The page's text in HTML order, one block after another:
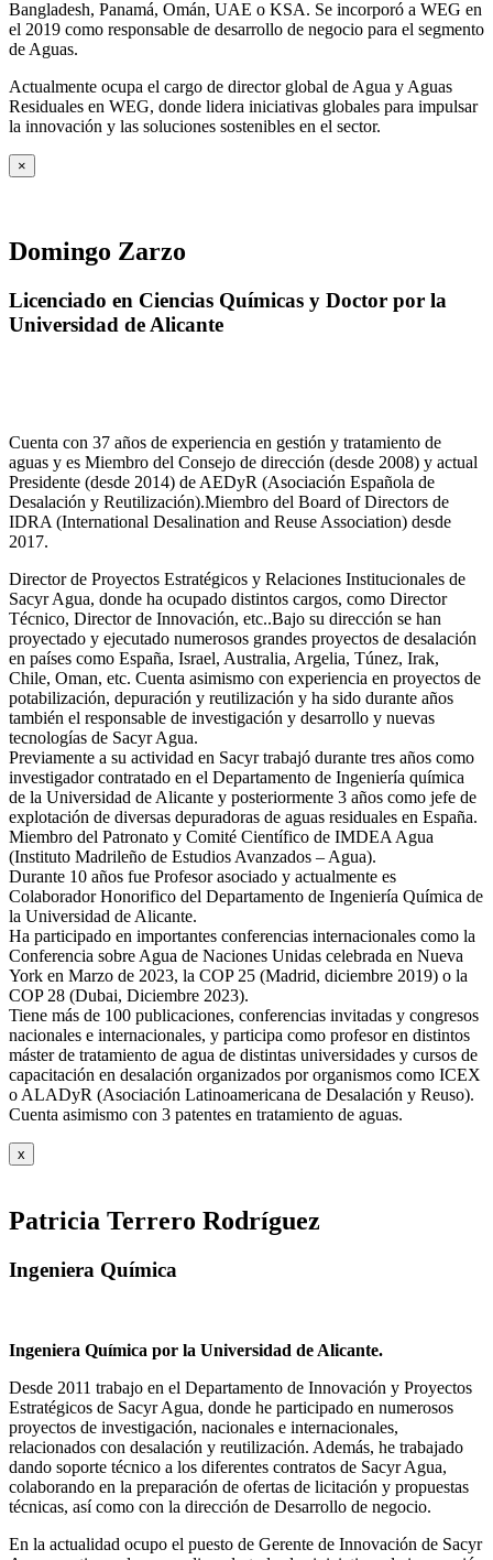
Bangladesh, Panamá, Omán, UAE o KSA. Se incorporó a WEG en
el 2019 como responsable de desarrollo de negocio para el segmento
de Aguas.
Actualmente ocupa el cargo de director global de Agua y Aguas
Residuales en WEG, donde lidera iniciativas globales para impulsar
la innovación y las soluciones sostenibles en el sector.
×
Domingo Zarzo
Licenciado en Ciencias Químicas y Doctor por la
Universidad de Alicante
Cuenta con 37 años de experiencia en gestión y tratamiento de
aguas y es Miembro del Consejo de dirección (desde 2008) y actual
Presidente (desde 2014) de AEDyR (Asociación Española de
Desalación y Reutilización).Miembro del Board of Directors de
IDRA (International Desalination and Reuse Association) desde
2017.
Director de Proyectos Estratégicos y Relaciones Institucionales de
Sacyr Agua, donde ha ocupado distintos cargos, como Director
Técnico, Director de Innovación, etc..Bajo su dirección se han
proyectado y ejecutado numerosos grandes proyectos de desalación
en países como España, Israel, Australia, Argelia, Túnez, Irak,
Chile, Oman, etc. Cuenta asimismo con experiencia en proyectos de
potabilización, depuración y reutilización y ha sido durante años
también el responsable de investigación y desarrollo y nuevas
tecnologías de Sacyr Agua.
Previamente a su actividad en Sacyr trabajó durante tres años como
investigador contratado en el Departamento de Ingeniería química
de la Universidad de Alicante y posteriormente 3 años como jefe de
explotación de diversas depuradoras de aguas residuales en España.
Miembro del Patronato y Comité Científico de IMDEA Agua
(Instituto Madrileño de Estudios Avanzados – Agua).
Durante 10 años fue Profesor asociado y actualmente es
Colaborador Honorifico del Departamento de Ingeniería Química de
la Universidad de Alicante.
Ha participado en importantes conferencias internacionales como la
Conferencia sobre Agua de Naciones Unidas celebrada en Nueva
York en Marzo de 2023, la COP 25 (Madrid, diciembre 2019) o la
COP 28 (Dubai, Diciembre 2023).
Tiene más de 100 publicaciones, conferencias invitadas y congresos
nacionales e internacionales, y participa como profesor en distintos
máster de tratamiento de agua de distintas universidades y cursos de
capacitación en desalación organizados por organismos como ICEX
o ALADyR (Asociación Latinoamericana de Desalación y Reuso).
Cuenta asimismo con 3 patentes en tratamiento de aguas.
x
Patricia Terrero Rodríguez
Ingeniera Química
Ingeniera Química por la Universidad de Alicante.
Desde 2011 trabajo en el Departamento de Innovación y Proyectos
Estratégicos de Sacyr Agua, donde he participado en numerosos
proyectos de investigación, nacionales e internacionales,
relacionados con desalación y reutilización. Además, he trabajado
dando soporte técnico a los diferentes contratos de Sacyr Agua,
colaborando en la preparación de ofertas de licitación y propuestas
técnicas, así como con la dirección de Desarrollo de negocio.
En la actualidad ocupo el puesto de Gerente de Innovación de Sacyr